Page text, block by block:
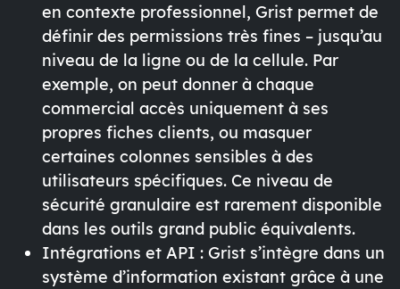
en contexte professionnel, Grist permet de
définir des permissions très fines – jusqu’au
niveau de la ligne ou de la cellule. Par
exemple, on peut donner à chaque
commercial accès uniquement à ses
propres fiches clients, ou masquer
certaines colonnes sensibles à des
utilisateurs spécifiques. Ce niveau de
sécurité granulaire est rarement disponible
dans les outils grand public équivalents.
Intégrations et API : Grist s’intègre dans un
système d’information existant grâce à une